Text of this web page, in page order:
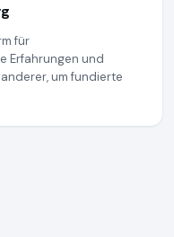
für
Erfahrungen und
um fundierte